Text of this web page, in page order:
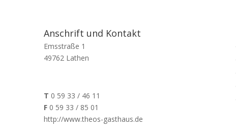
Anschrift und Kontakt
Emsstraße 1
49762 Lathen
T 0 59 33 / 46 11
F 0 59 33 / 85 01
http://www.theos-gasthaus.de